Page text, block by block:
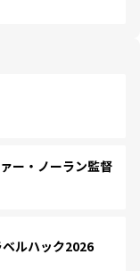
ー・ノーラン監督
ルハック2026